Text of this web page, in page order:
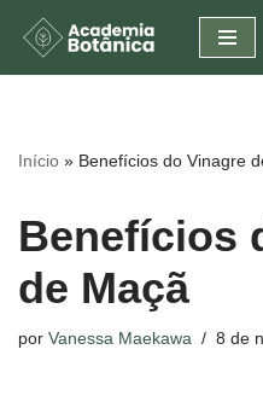
Pular
conteúdo
Início » Benefícios do Vinagre
Benefícios
de Maçã
por Vanessa Maekawa 8 de